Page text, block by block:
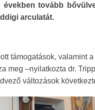
években tovább
arculatát.
támogatások, valamint a
meg –nyilatkozta dr.
változások